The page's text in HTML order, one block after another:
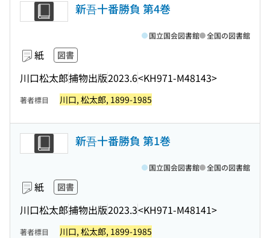
新吾十番勝負 第4巻
紙 図書
川口松太郎捕物出版2023.6<KH971-M48143>
国立国会図書館 全国の図書館
著者標目 川口, 松太郎, 1899-1985
新吾十番勝負 第1巻
紙 図書
川口松太郎捕物出版2023.3<KH971-M48141>
国立国会図書館 全国の図書館
著者標目 川口, 松太郎, 1899-1985